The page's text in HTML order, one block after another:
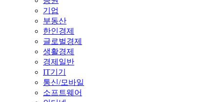
기업
부동산
한인경제
글로벌경제
생활경제
경제일반
IT기기
통신/모바일
소프트웨어